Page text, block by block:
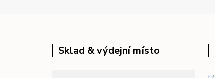
Sklad & výdejní místo